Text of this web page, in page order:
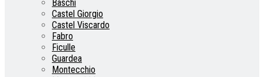
Baschi
Castel Giorgio
Castel Viscardo
Fabro
Ficulle
Guardea
Montecchio